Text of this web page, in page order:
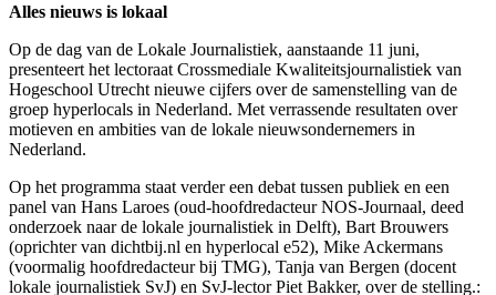
Alles nieuws is lokaal
Op de dag van de Lokale Journalistiek, aanstaande 11 juni,
presenteert het lectoraat Crossmediale Kwaliteitsjournalistiek van
Hogeschool Utrecht nieuwe cijfers over de samenstelling van de
groep hyperlocals in Nederland. Met verrassende resultaten over
motieven en ambities van de lokale nieuwsondernemers in
Nederland.
Op het programma staat verder een debat tussen publiek en een
panel van Hans Laroes (oud-hoofdredacteur NOS-Journaal, deed
onderzoek naar de lokale journalistiek in Delft), Bart Brouwers
(oprichter van dichtbij.nl en hyperlocal e52), Mike Ackermans
(voormalig hoofdredacteur bij TMG), Tanja van Bergen (docent
lokale journalistiek SvJ) en SvJ-lector Piet Bakker, over de stelling.: